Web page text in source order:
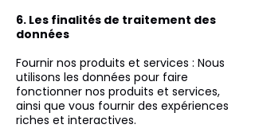
6. Les finalités de traitement des
données
Fournir nos produits et services : Nous
utilisons les données pour faire
fonctionner nos produits et services,
ainsi que vous fournir des expériences
riches et interactives.